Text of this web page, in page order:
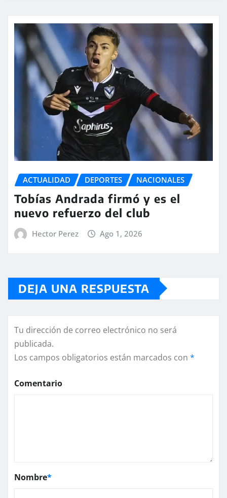
ACTUALIDAD DEPORTES NACIONALES
Tobías Andrada firmó y es el
nuevo refuerzo del club
Hector Perez Ago 1, 2026
DEJA UNA RESPUESTA
Tu dirección de correo electrónico no será
publicada.
Los campos obligatorios están marcados con *
Comentario
Nombre*